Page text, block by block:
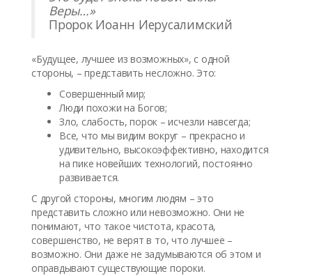
Веры…»
Пророк Иоанн Иерусалимский
«Будущее, лучшее из возможных», с одной
стороны, – представить несложно. Это:
Совершенный мир;
Люди похожи на Богов;
Зло, слабость, порок – исчезли навсегда;
Все, что мы видим вокруг – прекрасно и
удивительно, высокоэффективно, находится
на пике новейших технологий, постоянно
развивается.
С другой стороны, многим людям – это
представить сложно или невозможно. Они не
понимают, что такое чистота, красота,
совершенство, не верят в то, что лучшее –
возможно. Они даже не задумываются об этом и
оправдывают существующие пороки.